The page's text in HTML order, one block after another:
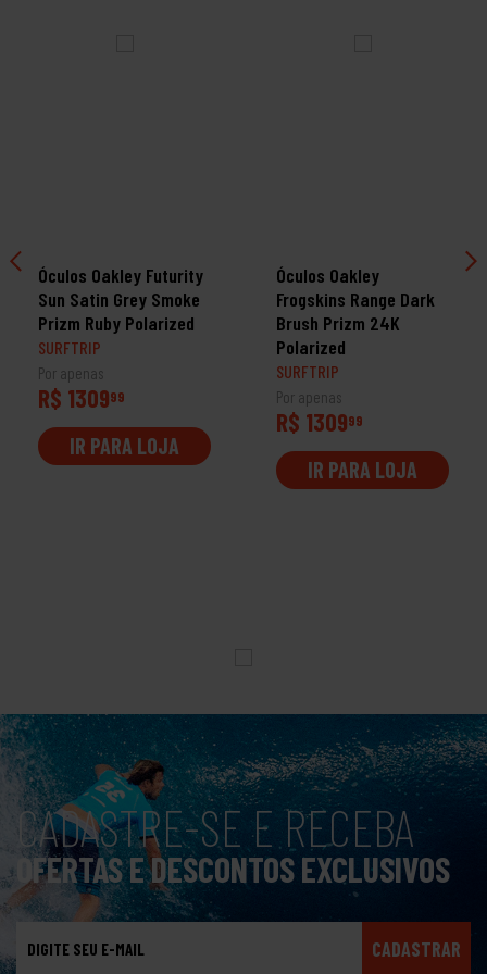
Óculos Oakley Futurity
Sun Satin Grey Smoke
Prizm Ruby Polarized
SURFTRIP
Por apenas
R$ 130999
IR PARA LOJA
Óculos Oakley
Frogskins Range Dark
Brush Prizm 24K
Polarized
SURFTRIP
Por apenas
R$ 130999
IR PARA LOJA
CADASTRE-SE E RECEBA
OFERTAS E DESCONTOS EXCLUSIVOS
CADASTRAR